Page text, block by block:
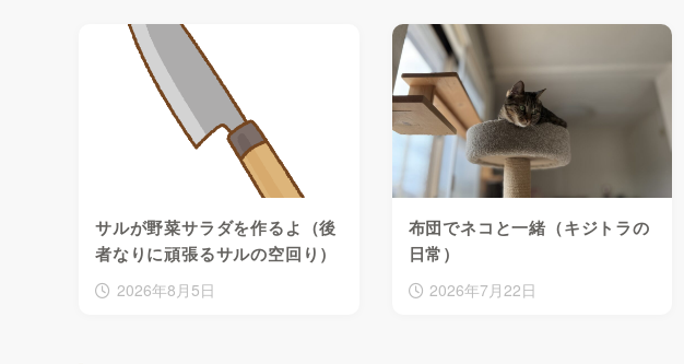
サルが野菜サラダを作るよ（後
者なりに頑張るサルの空回り）
2026年8月5日
布団でネコと一緒（キジトラの
日常）
2026年7月22日